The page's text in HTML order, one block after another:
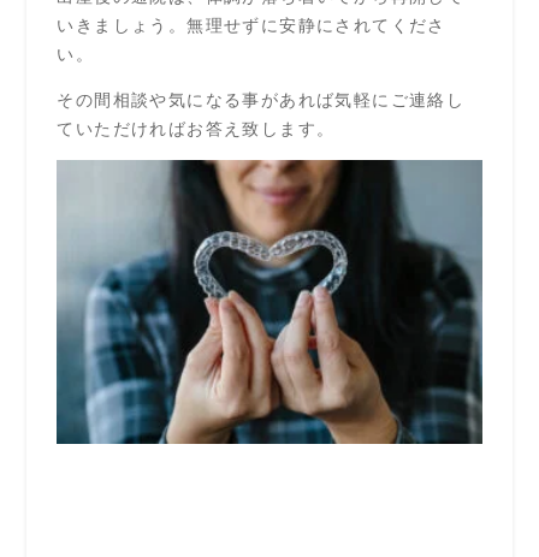
いきましょう。無理せずに安静にされてくださ
い。
その間相談や気になる事があれば気軽にご連絡し
ていただければお答え致します。